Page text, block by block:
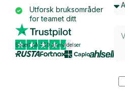
Utforsk bruksområder
for teamet ditt
Basert på 430 anmeldelser